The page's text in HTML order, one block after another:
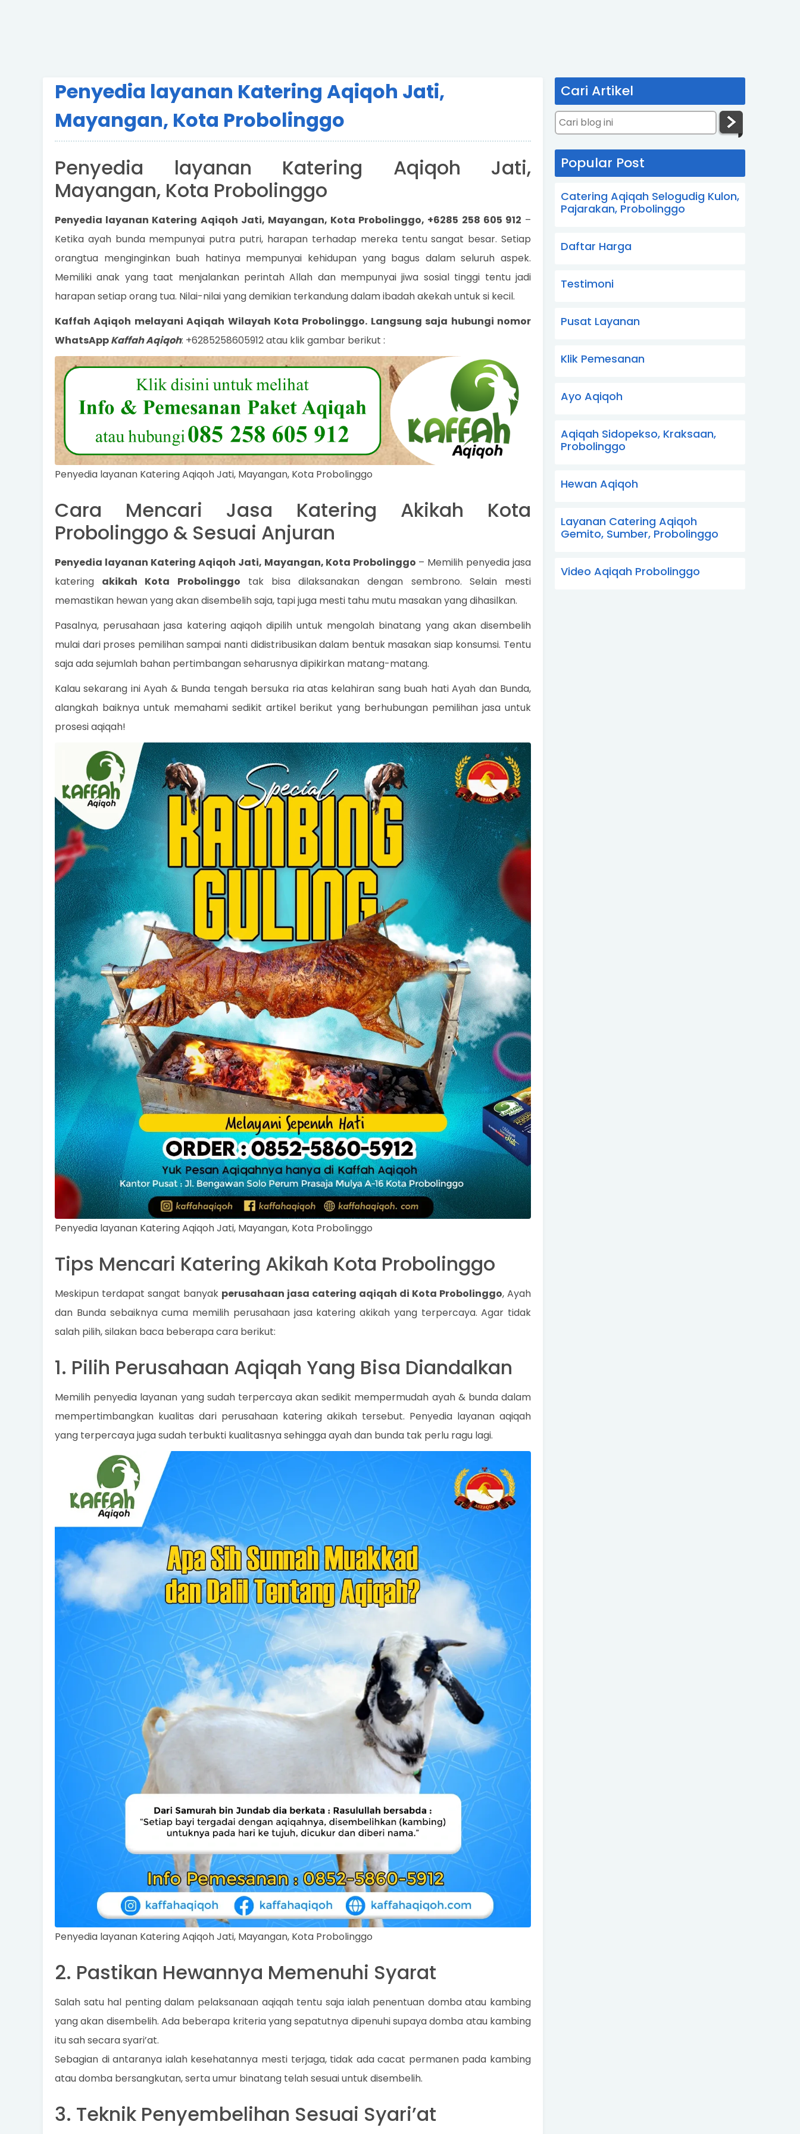
Penyedia layanan Katering Aqiqoh Jati,
Mayangan, Kota Probolinggo
Penyedia layanan Katering Aqiqoh Jati,
Mayangan, Kota Probolinggo
Penyedia layanan Katering Aqiqoh Jati, Mayangan, Kota Probolinggo, +6285 258 605 912 –
Ketika ayah bunda mempunyai putra putri, harapan terhadap mereka tentu sangat besar. Setiap
orangtua menginginkan buah hatinya mempunyai kehidupan yang bagus dalam seluruh aspek.
Memiliki anak yang taat menjalankan perintah Allah dan mempunyai jiwa sosial tinggi tentu jadi
harapan setiap orang tua. Nilai-nilai yang demikian terkandung dalam ibadah akekah untuk si kecil.
Kaffah Aqiqoh melayani Aqiqah Wilayah Kota Probolinggo. Langsung saja hubungi nomor
WhatsAppKaffah Aqiqoh: +6285258605912 atau klik gambar berikut :
Penyedia layanan Katering Aqiqoh Jati, Mayangan, Kota Probolinggo
Cara Mencari Jasa Katering Akikah Kota
Probolinggo & Sesuai Anjuran
Penyedia layanan Katering Aqiqoh Jati, Mayangan, Kota Probolinggo – Memilih penyedia jasa
katering akikah Kota Probolinggo tak bisa dilaksanakan dengan sembrono. Selain mesti
memastikan hewan yang akan disembelih saja, tapi juga mesti tahu mutu masakan yang dihasilkan.
Pasalnya, perusahaan jasa katering aqiqoh dipilih untuk mengolah binatang yang akan disembelih
mulai dari proses pemilihan sampai nanti didistribusikan dalam bentuk masakan siap konsumsi. Tentu
saja ada sejumlah bahan pertimbangan seharusnya dipikirkan matang-matang.
Kalau sekarang ini Ayah & Bunda tengah bersuka ria atas kelahiran sang buah hati Ayah dan Bunda,
alangkah baiknya untuk memahami sedikit artikel berikut yang berhubungan pemilihan jasa untuk
prosesi aqiqah!
Penyedia layanan Katering Aqiqoh Jati, Mayangan, Kota Probolinggo
Tips Mencari Katering Akikah Kota Probolinggo
Meskipun terdapat sangat banyak perusahaan jasa catering aqiqah di Kota Probolinggo, Ayah
dan Bunda sebaiknya cuma memilih perusahaan jasa katering akikah yang terpercaya. Agar tidak
salah pilih, silakan baca beberapa cara berikut:
1. Pilih Perusahaan Aqiqah Yang Bisa Diandalkan
Memilih penyedia layanan yang sudah terpercaya akan sedikit mempermudah ayah & bunda dalam
mempertimbangkan kualitas dari perusahaan katering akikah tersebut. Penyedia layanan aqiqah
yang terpercaya juga sudah terbukti kualitasnya sehingga ayah dan bunda tak perlu ragu lagi.
Penyedia layanan Katering Aqiqoh Jati, Mayangan, Kota Probolinggo
2. Pastikan Hewannya Memenuhi Syarat
Salah satu hal penting dalam pelaksanaan aqiqah tentu saja ialah penentuan domba atau kambing
yang akan disembelih. Ada beberapa kriteria yang sepatutnya dipenuhi supaya domba atau kambing
itu sah secara syari’at.
Sebagian di antaranya ialah kesehatannya mesti terjaga, tidak ada cacat permanen pada kambing
atau domba bersangkutan, serta umur binatang telah sesuai untuk disembelih.
3. Teknik Penyembelihan Sesuai Syari’at
Cari Artikel
Popular Post
Catering Aqiqah Selogudig Kulon,
Pajarakan, Probolinggo
Daftar Harga
Testimoni
Pusat Layanan
Klik Pemesanan
Ayo Aqiqoh
Aqiqah Sidopekso, Kraksaan,
Probolinggo
Hewan Aqiqoh
Layanan Catering Aqiqoh
Gemito, Sumber, Probolinggo
Video Aqiqah Probolinggo